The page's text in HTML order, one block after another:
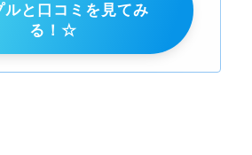
ルと口コミを見てみ
る！☆